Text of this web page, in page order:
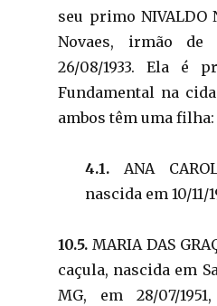
seu primo NIVALDO
Novaes, irmão de
26/08/1933. Ela é
Fundamental na
ambos têm uma filha:
4.1. ANA
nascida em 10/11/
10.5. MARIA DAS
caçula, nascida em
MG, em 28/07/